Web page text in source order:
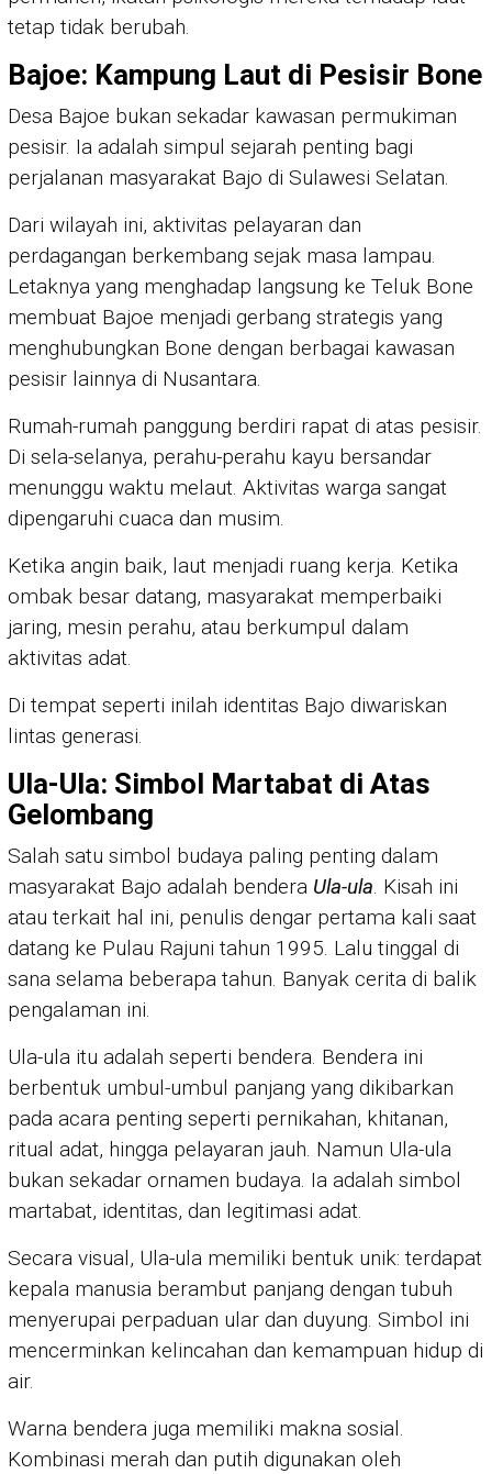
tetap tidak berubah.
Bajoe: Kampung Laut di Pesisir Bone
Desa Bajoe bukan sekadar kawasan permukiman
pesisir. Ia adalah simpul sejarah penting bagi
perjalanan masyarakat Bajo di Sulawesi Selatan.
Dari wilayah ini, aktivitas pelayaran dan
perdagangan berkembang sejak masa lampau.
Letaknya yang menghadap langsung ke Teluk Bone
membuat Bajoe menjadi gerbang strategis yang
menghubungkan Bone dengan berbagai kawasan
pesisir lainnya di Nusantara.
Rumah-rumah panggung berdiri rapat di atas pesisir.
Di sela-selanya, perahu-perahu kayu bersandar
menunggu waktu melaut. Aktivitas warga sangat
dipengaruhi cuaca dan musim.
Ketika angin baik, laut menjadi ruang kerja. Ketika
ombak besar datang, masyarakat memperbaiki
jaring, mesin perahu, atau berkumpul dalam
aktivitas adat.
Di tempat seperti inilah identitas Bajo diwariskan
lintas generasi.
Ula-Ula: Simbol Martabat di Atas
Gelombang
Salah satu simbol budaya paling penting dalam
masyarakat Bajo adalah bendera Ula-ula. Kisah ini
atau terkait hal ini, penulis dengar pertama kali saat
datang ke Pulau Rajuni tahun 1995. Lalu tinggal di
sana selama beberapa tahun. Banyak cerita di balik
pengalaman ini.
Ula-ula itu adalah seperti bendera. Bendera ini
berbentuk umbul-umbul panjang yang dikibarkan
pada acara penting seperti pernikahan, khitanan,
ritual adat, hingga pelayaran jauh. Namun Ula-ula
bukan sekadar ornamen budaya. Ia adalah simbol
martabat, identitas, dan legitimasi adat.
Secara visual, Ula-ula memiliki bentuk unik: terdapat
kepala manusia berambut panjang dengan tubuh
menyerupai perpaduan ular dan duyung. Simbol ini
mencerminkan kelincahan dan kemampuan hidup di
air.
Warna bendera juga memiliki makna sosial.
Kombinasi merah dan putih digunakan oleh